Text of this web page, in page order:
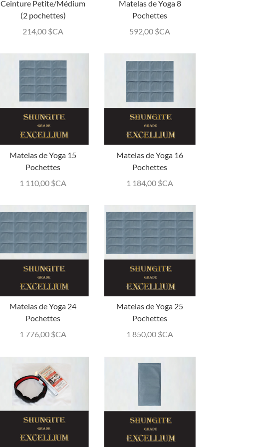
Ceinture Petite/Médium
(2 pochettes)
214,00 $CA
Matelas de Yoga 8
Pochettes
592,00 $CA
Matelas de Yoga 15
Pochettes
1 110,00 $CA
Matelas de Yoga 16
Pochettes
1 184,00 $CA
Matelas de Yoga 24
Pochettes
1 776,00 $CA
Matelas de Yoga 25
Pochettes
1 850,00 $CA